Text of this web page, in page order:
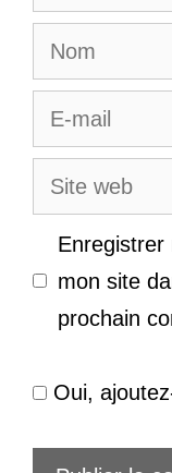
Nom
E-
mail
Site
web
mon site
prochain
Oui,